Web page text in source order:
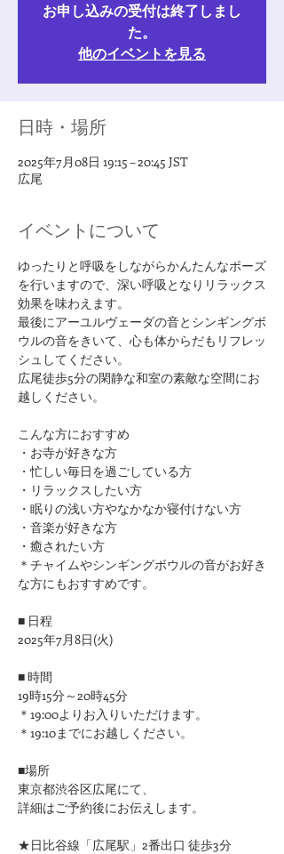
お申し込みの受付は終了しまし
た。
他のイベントを見る
日時・場所
2025年7月08日 19:15 – 20:45 JST
広尾
イベントについて
ゆったりと呼吸をしながらかんたんなポーズ
を行いますので、深い呼吸となりリラックス
効果を味わえます。
最後にアーユルヴェーダの音とシンギングボ
ウルの音をきいて、心も体からだもリフレッ
シュしてください。
広尾徒歩5分の閑静な和室の素敵な空間にお
越しください。
​こんな方におすすめ
・お寺が好きな方
​・忙しい毎日を過ごしている方
・リラックスしたい方
・眠りの浅い方やなかなか寝付けない方
​・音楽が好きな方
​・癒されたい方
＊チャイムやシンギングボウルの音がお好き
な方にもおすすめです。
■ 日程
2025年7月8日(火)
■ 時間
19時15分～20時45分
＊19:00よりお入りいただけます。
＊19:10までにお越しください。
■場所
東京都渋谷区広尾にて、
詳細はご予約後にお伝えします。
★日比谷線「広尾駅」2番出口 徒歩3分